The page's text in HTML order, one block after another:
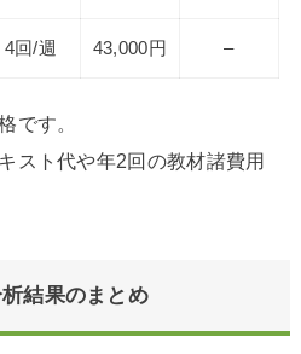
4回/週 43,000円 –
です。
スト代や年2回の教材諸費用
結果のまとめ